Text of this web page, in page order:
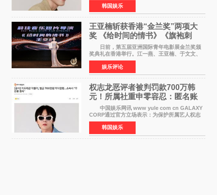
本剧改编自同名网络漫画，讲述一位经历意外事
故后获得特殊
韩国娱乐
王亚楠斩获香港“金兰奖”两项大
奖 《给时间的情书》《旗袍刺
客》双双获肯定
日前，第五届亚洲国际青年电影展金兰奖颁
奖典礼在香港举行。江一燕、王亚楠、于文文、
李东学等知名演员出席活动。著名演员、导演王
亚楠凭借音乐故事片《给时间的情书》和院线电
影《旗袍刺客》
娱乐评论
权志龙恶评者被判罚款700万韩
元！所属社重申零容忍：匿名账
号也难逃刑责
中国娱乐网讯 www yule com cn GALAXY
CORP通过官方立场表示：为保护所属艺人权志
龙的名誉和权益，将持续对网络上发生的名誉损
害、散布虚假事实、侮辱、恶意诽谤等行为采取
法律应对措施。
韩国娱乐